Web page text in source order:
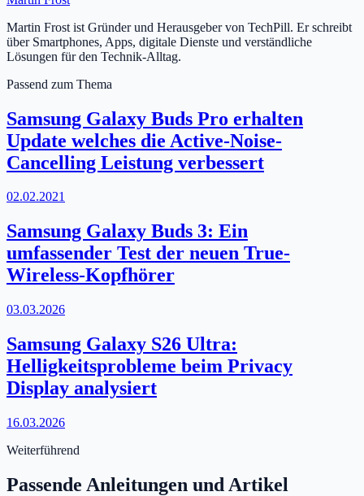
Martin Frost ist Gründer und Herausgeber von TechPill. Er schreibt
über Smartphones, Apps, digitale Dienste und verständliche
Lösungen für den Technik-Alltag.
Passend zum Thema
Samsung Galaxy Buds Pro erhalten
Update welches die Active-Noise-
Cancelling Leistung verbessert
02.02.2021
Samsung Galaxy Buds 3: Ein
umfassender Test der neuen True-
Wireless-Kopfhörer
03.03.2026
Samsung Galaxy S26 Ultra:
Helligkeitsprobleme beim Privacy
Display analysiert
16.03.2026
Weiterführend
Passende Anleitungen und Artikel